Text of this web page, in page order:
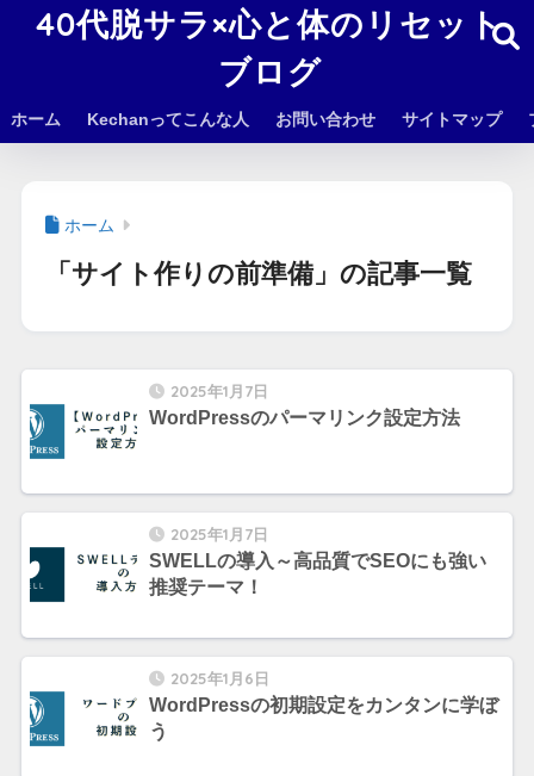
40代脱サラ×心と体のリセット
ブログ
ホーム Kechanってこんな人 お問い合わせ サイトマップ
ホーム
「サイト作りの前準備」の記事一覧
2025年1月7日
WordPressのパーマリンク設定方法
2025年1月7日
SWELLの導入～高品質でSEOにも強い
推奨テーマ！
2025年1月6日
WordPressの初期設定をカンタンに学ぼ
う